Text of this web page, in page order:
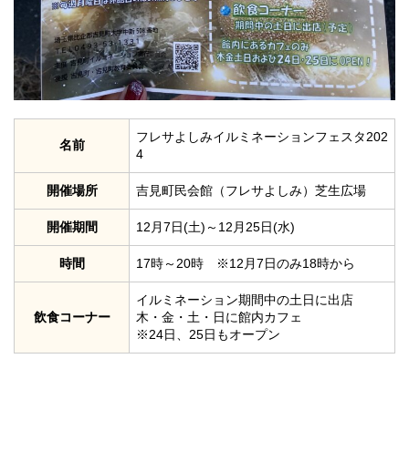
名前
フレサよしみイルミネーションフェスタ202
4
開催場所 吉見町民会館（フレサよしみ）芝生広場
開催期間 12月7日(土)～12月25日(水)
時間 17時～20時 ※12月7日のみ18時から
飲食コーナー
イルミネーション期間中の土日に出店
木・金・土・日に館内カフェ
※24日、25日もオープン